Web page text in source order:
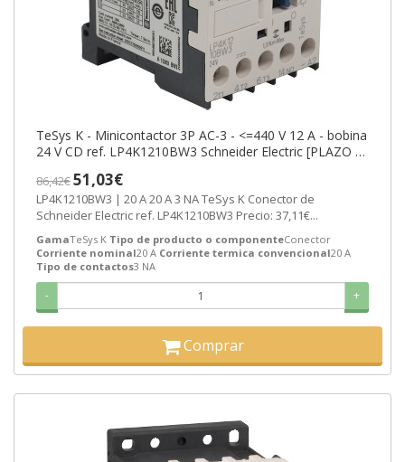
TeSys K - Minicontactor 3P AC-3 - <=440 V 12 A - bobina
24 V CD ref. LP4K1210BW3 Schneider Electric [PLAZO 3-
86,42€51,03€
LP4K1210BW3 | 20 A 20 A 3 NA TeSys K Conector de
Schneider Electric ref. LP4K1210BW3 Precio: 37,11€...
GamaTeSys K Tipo de producto o componenteConector
Corriente nominal20 A Corriente termica convencional20 A
Tipo de contactos3 NA
- +
Comprar